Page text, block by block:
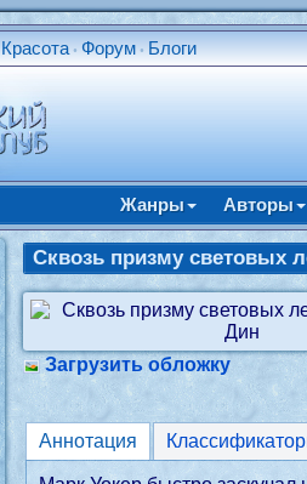
Красота •Форум • Блоги
Жанры Авторы
Сквозь призму световых
Загрузить обложку
Аннотация